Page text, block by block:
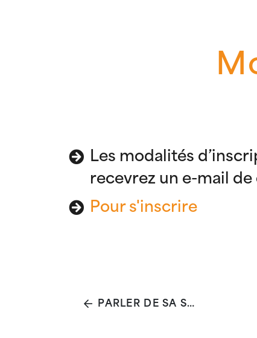
Les modalités
recevrez un e-mail
Pour s'inscrire
PARLER DE SA SANTÉ MENTALE EN GROUPE